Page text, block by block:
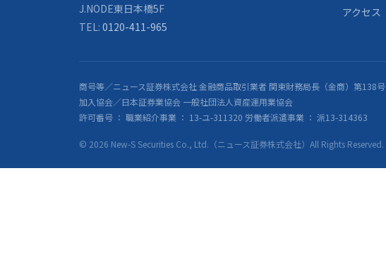
J.NODE東日本橋5F
TEL: 0120-411-965
アクセス
商号等／ニュース証券株式会社 金融商品取引業者 関東財務局長（金商）第138号
加入協会／日本証券業協会 一般社団法人資産運用業協会
許可番号 ： 職業紹介事業 ： 13-ユ-311320 労働者派遣事業 ： 派13-314363
© 2026 New-S Securities Co., Ltd.（ニュース証券株式会社）All Rights Reserved.